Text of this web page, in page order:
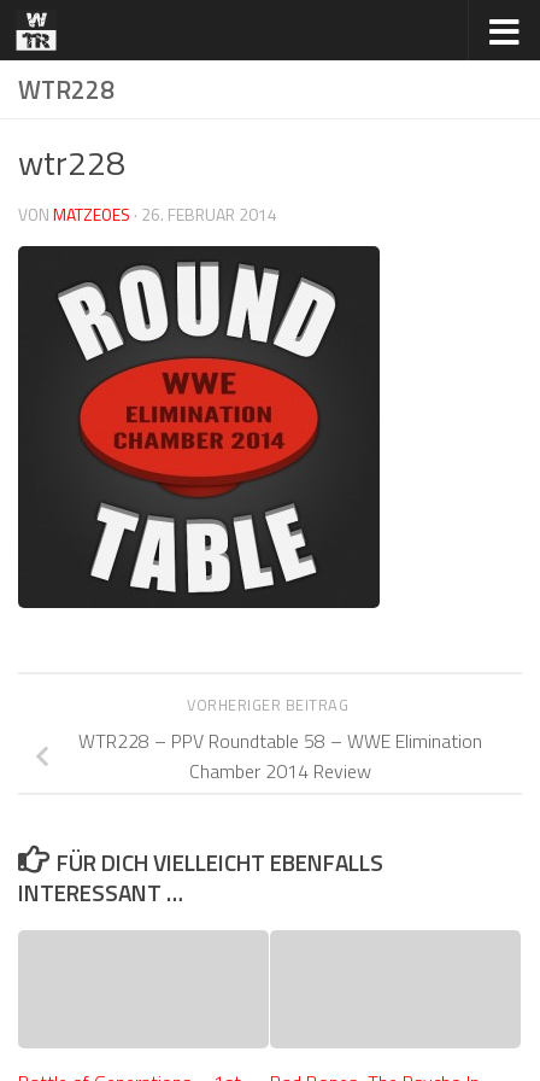
Zum Inhalt springen
WTR228
wtr228
VONMATZEOES · 26. FEBRUAR 2014
VORHERIGER BEITRAG
WTR228 – PPV Roundtable 58 – WWE Elimination
Chamber 2014 Review
FÜR DICH VIELLEICHT EBENFALLS
INTERESSANT …